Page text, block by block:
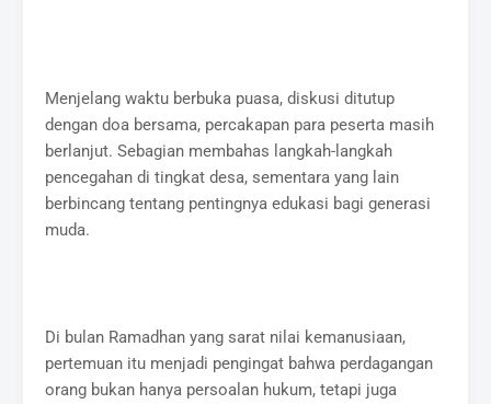
Menjelang waktu berbuka puasa, diskusi ditutup
dengan doa bersama, percakapan para peserta masih
berlanjut. Sebagian membahas langkah-langkah
pencegahan di tingkat desa, sementara yang lain
berbincang tentang pentingnya edukasi bagi generasi
muda.
Di bulan Ramadhan yang sarat nilai kemanusiaan,
pertemuan itu menjadi pengingat bahwa perdagangan
orang bukan hanya persoalan hukum, tetapi juga